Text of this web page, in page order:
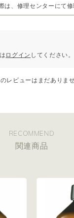
は、修理センターにて修
ログイン してください。
レビューはまだありませ
RECOMMEND
関連商品